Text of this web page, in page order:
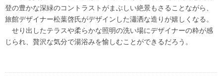
登の豊かな深緑のコントラストがまぶしい絶景もさることながら、
旅館デザイナー松葉啓氏がデザインした瀟洒な造りが嬉しくなる。
せり出したテラスや柔らかな照明の洗い場にデザイナーの粋が感
じられ、贅沢な気分で湯浴みを愉しむことができるだろう。